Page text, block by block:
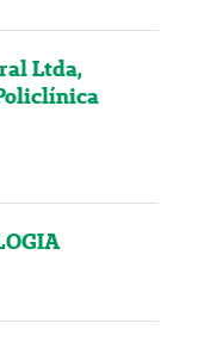
Ltda,